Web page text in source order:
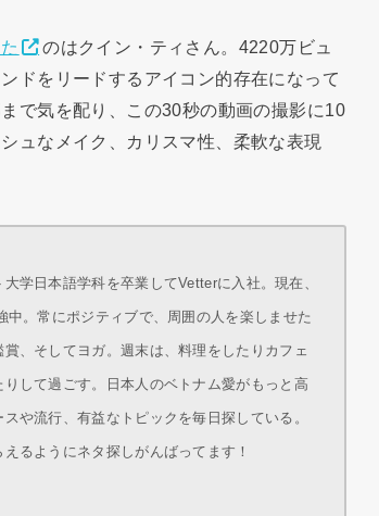
のはクイン・ティさん。4220万ビュ
ドをリードするアイコン的存在になって
で気を配り、この30秒の動画の撮影に10
ュなメイク、カリスマ性、柔軟な表現
学日本語学科を卒業してVetterに入社。現在、
中。常にポジティブで、周囲の人を楽しませた
、そしてヨガ。週末は、料理をしたりカフェ
して過ごす。日本人のベトナム愛がもっと高
や流行、有益なトピックを毎日探している。
るようにネタ探しがんばってます！